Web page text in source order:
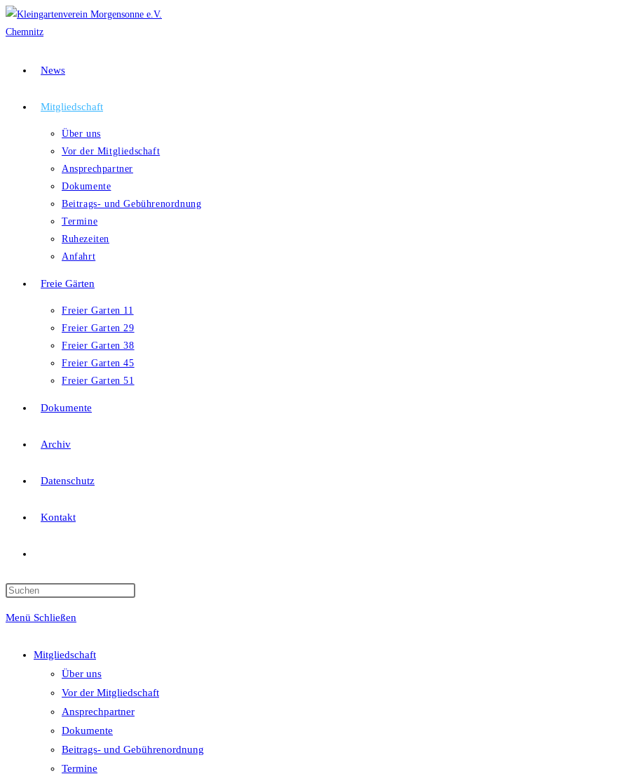
Zum
Inhalt
News
Mitgliedschaft
Über uns
Vor der Mitgliedschaft
Ansprechpartner
Dokumente
Beitrags- und Gebührenordnung
Termine
Ruhezeiten
Anfahrt
Freie Gärten
Freier Garten 11
Freier Garten 29
Freier Garten 38
Freier Garten 45
Freier Garten 51
Dokumente
Archiv
Datenschutz
Kontakt
umschalten
panel.
Menü Schließen
Mitgliedschaft
Über uns
Vor der Mitgliedschaft
Ansprechpartner
Dokumente
Beitrags- und Gebührenordnung
Termine